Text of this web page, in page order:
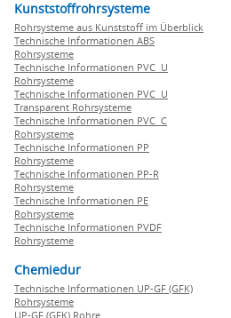
Kunststoffrohrsysteme
Rohrsysteme aus Kunststoff im Überblick
Technische Informationen ABS
Rohrsysteme
Technische Informationen PVC U
Rohrsysteme
Technische Informationen PVC U
Transparent Rohrsysteme
Technische Informationen PVC C
Rohrsysteme
Technische Informationen PP
Rohrsysteme
Technische Informationen PP-R
Rohrsysteme
Technische Informationen PE
Rohrsysteme
Technische Informationen PVDF
Rohrsysteme
Chemiedur
Technische Informationen UP-GF (GFK)
Rohrsysteme
UP-GF (GFK) Rohre